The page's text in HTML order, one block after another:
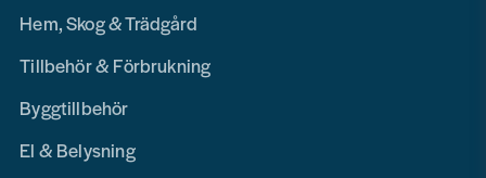
Hem, Skog & Trädgård
Tillbehör & Förbrukning
Byggtillbehör
El & Belysning